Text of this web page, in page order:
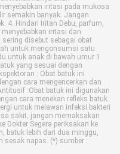
iritasi pada mukosa
semakin banyak. Jangan
4. Hindari Iritan Debu, parfum,
iritasi dan
disebut sebagai obat
untuk mengonsumsi satu
untuk anak di bawah umur 1
yang sesuai dengan
: Obat batuk ini
cara mengencerkan dan
:Obat batuk ini digunakan
cara menekan refleks batuk.
untuk melawan infeksi bakteri
sakit, jangan memaksakan
Dokter Segera periksakan ke
batuk lebih dari dua minggu,
sesak napas. (*) sumber :